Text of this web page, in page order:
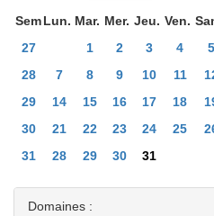
SemLun. Mar. Mer. Jeu. Ven.
27
1 2 3 4
5
28
7 8 9 10 11
29
14 15 16 17 18
30
21 22 23 24 25
31
28 29 30 31
Domaines :